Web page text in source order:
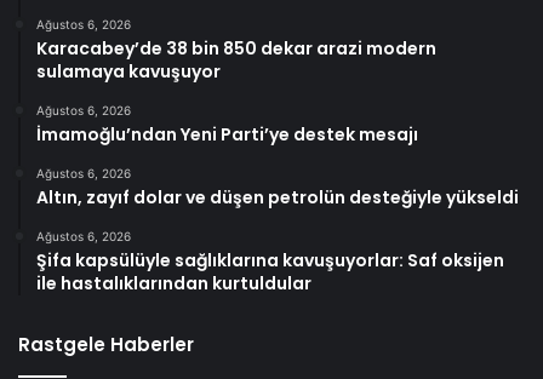
Ağustos 6, 2026
Karacabey’de 38 bin 850 dekar arazi modern
sulamaya kavuşuyor
Ağustos 6, 2026
İmamoğlu’ndan Yeni Parti’ye destek mesajı
Ağustos 6, 2026
Altın, zayıf dolar ve düşen petrolün desteğiyle yükseldi
Ağustos 6, 2026
Şifa kapsülüyle sağlıklarına kavuşuyorlar: Saf oksijen
ile hastalıklarından kurtuldular
Rastgele Haberler